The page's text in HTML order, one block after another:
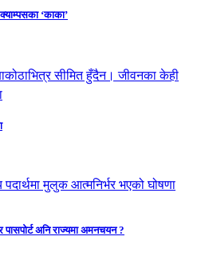
‘काका’
सीमित हुँदैन। जीवनका केही
मुलुक आत्मनिर्भर भएको घोषणा
पासपोर्ट अनि राज्यमा अमनचयन ?